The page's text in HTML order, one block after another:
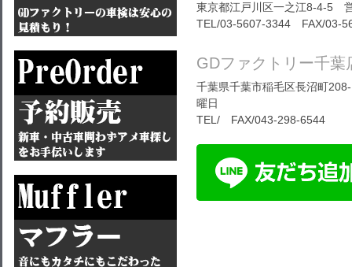
東京都江戸川区一之江8-4-5
TEL/03-5607-3344 FAX/03-
GDファクトリー千葉
千葉県千葉市稲毛区長沼町
曜日
TEL/ FAX/043-298-6544